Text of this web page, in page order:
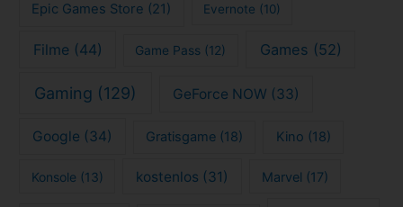
Epic Games Store (21) Evernote (10)
Filme(44) Game Pass (12) Games (52)
Gaming (129) GeForce NOW (33)
Google (34) Gratisgame (18) Kino (18)
Konsole (13) kostenlos (31) Marvel (17)